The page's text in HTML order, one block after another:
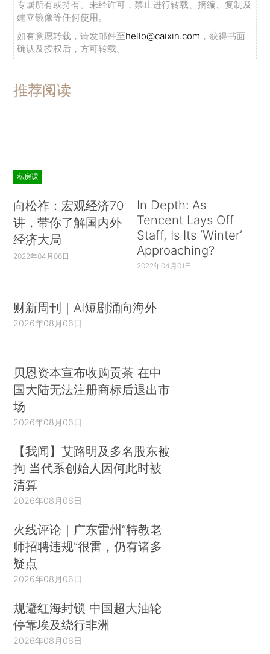
专属所有或持有。未经许可，禁止进行转载、摘编、复制及
建立镜像等任何使用。
如有意愿转载，请发邮件至hello@caixin.com ，获得书面
确认及授权后，方可转载。
推荐阅读
私房课
向松祚：宏观经济70
讲，带你了解国内外
经济大局
2022年04月06日
In Depth: As
Tencent Lays Off
Staff, Is Its ‘Winter’
Approaching?
2022年04月01日
财新周刊｜AI短剧涌向海外
2026年08月06日
贝恩资本宣布收购贡茶 在中
国大陆无法注册商标后退出市
场
2026年08月06日
【我闻】艾路明及多名股东被
拘 当代系创始人因何此时被
清算
2026年08月06日
火线评论｜广东雷州“特教老
师招聘违规”很雷，仍有诸多
疑点
2026年08月06日
规避红海封锁 中国超大油轮
停靠埃及绕行非洲
2026年08月06日